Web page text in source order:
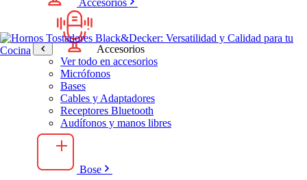
Accesorios
Ver todo en accesorios
Micrófonos
Bases
Cables y Adaptadores
Receptores Bluetooth
Audífonos y manos libres
Bose